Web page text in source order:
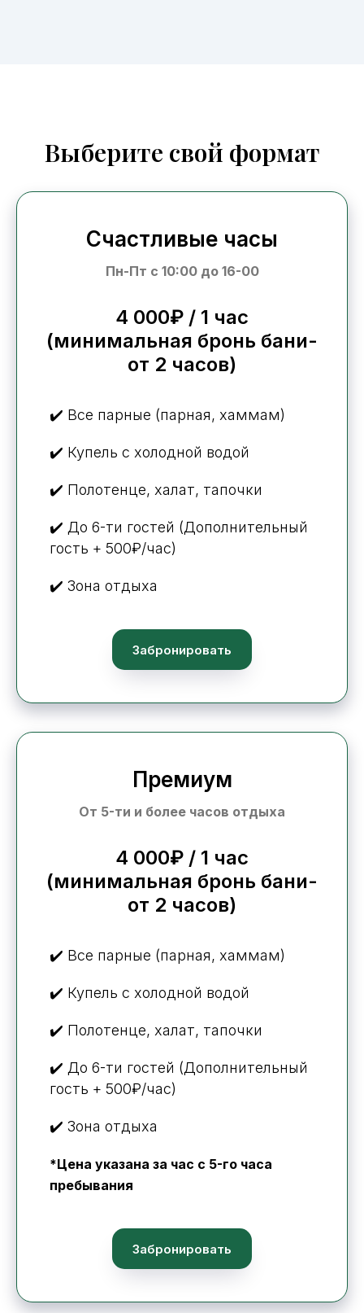
Выберите свой формат
Счастливые часы
Пн-Пт с 10:00 до 16-00
4 000₽ / 1 час
(минимальная бронь бани-
от 2 часов)
✔️ Все парные (парная, хаммам)
✔️ Купель с холодной водой
✔️ Полотенце, халат, тапочки
✔️ До 6-ти гостей (Дополнительный
гость + 500₽/час)
✔️ Зона отдыха
Забронировать
Премиум
От 5-ти и более часов отдыха
4 000₽ / 1 час
(минимальная бронь бани-
от 2 часов)
✔️ Все парные (парная, хаммам)
✔️ Купель с холодной водой
✔️ Полотенце, халат, тапочки
✔️ До 6-ти гостей (Дополнительный
гость + 500₽/час)
✔️ Зона отдыха
*Цена указана за час с 5-го часа
пребывания
Забронировать